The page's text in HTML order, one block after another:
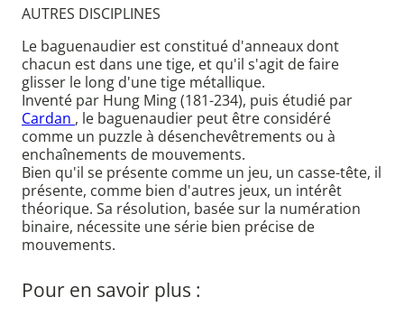
AUTRES DISCIPLINES
Le baguenaudier est constitué d'anneaux dont
chacun est dans une tige, et qu'il s'agit de faire
glisser le long d'une tige métallique.
Inventé par Hung Ming (181-234), puis étudié par
Cardan , le baguenaudier peut être considéré
comme un puzzle à désenchevêtrements ou à
enchaînements de mouvements.
Bien qu'il se présente comme un jeu, un casse-tête, il
présente, comme bien d'autres jeux, un intérêt
théorique. Sa résolution, basée sur la numération
binaire, nécessite une série bien précise de
mouvements.
Pour en savoir plus :